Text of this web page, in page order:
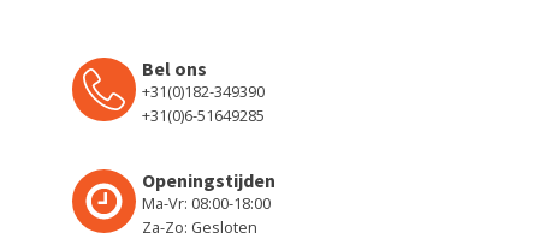
Bel ons
+31(0)182-349390
+31(0)6-51649285
Openingstijden
Ma-Vr: 08:00-18:00
Za-Zo: Gesloten